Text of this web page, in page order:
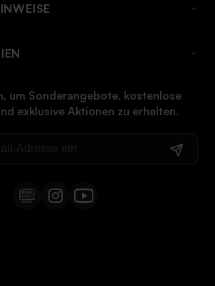
um Sonderangebote, kostenlose
exklusive Aktionen zu erhalten.